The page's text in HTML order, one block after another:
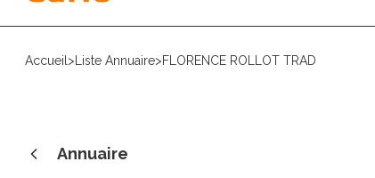
Accueil > Liste Annuaire>FLORENCE ROLLOT TRAD
Annuaire